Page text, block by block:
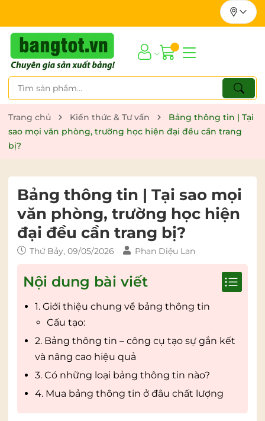
Trang chủ Kiến thức & Tư vấn
Bảng thông tin | Tại
sao mọi văn phòng, trường học hiện đại đều cần trang
bị?
Bảng thông tin | Tại sao mọi
văn phòng, trường học hiện
đại đều cần trang bị?
Thứ Bảy, 09/05/2026 Phan Diệu Lan
Nội dung bài viết
1. Giới thiệu chung về bảng thông tin
Cấu tạo:
2. Bảng thông tin – công cụ tạo sự gắn kết
và nâng cao hiệu quả
3. Có những loại bảng thông tin nào?
4. Mua bảng thông tin ở đâu chất lượng